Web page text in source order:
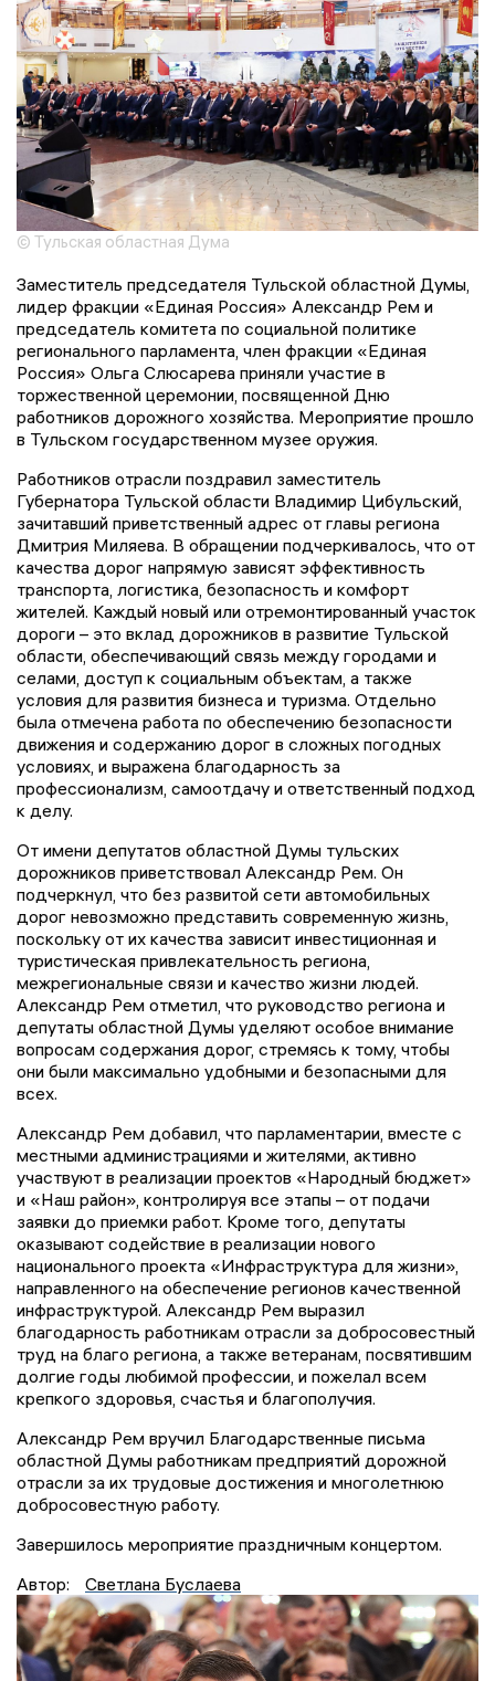
© Тульская областная Дума
Заместитель председателя Тульской областной Думы,
лидер фракции «Единая Россия» Александр Рем и
председатель комитета по социальной политике
регионального парламента, член фракции «Единая
Россия» Ольга Слюсарева приняли участие в
торжественной церемонии, посвященной Дню
работников дорожного хозяйства. Мероприятие прошло
в Тульском государственном музее оружия.
Работников отрасли поздравил заместитель
Губернатора Тульской области Владимир Цибульский,
зачитавший приветственный адрес от главы региона
Дмитрия Миляева. В обращении подчеркивалось, что от
качества дорог напрямую зависят эффективность
транспорта, логистика, безопасность и комфорт
жителей. Каждый новый или отремонтированный участок
дороги – это вклад дорожников в развитие Тульской
области, обеспечивающий связь между городами и
селами, доступ к социальным объектам, а также
условия для развития бизнеса и туризма. Отдельно
была отмечена работа по обеспечению безопасности
движения и содержанию дорог в сложных погодных
условиях, и выражена благодарность за
профессионализм, самоотдачу и ответственный подход
к делу.
От имени депутатов областной Думы тульских
дорожников приветствовал Александр Рем. Он
подчеркнул, что без развитой сети автомобильных
дорог невозможно представить современную жизнь,
поскольку от их качества зависит инвестиционная и
туристическая привлекательность региона,
межрегиональные связи и качество жизни людей.
Александр Рем отметил, что руководство региона и
депутаты областной Думы уделяют особое внимание
вопросам содержания дорог, стремясь к тому, чтобы
они были максимально удобными и безопасными для
всех.
Александр Рем добавил, что парламентарии, вместе с
местными администрациями и жителями, активно
участвуют в реализации проектов «Народный бюджет»
и «Наш район», контролируя все этапы – от подачи
заявки до приемки работ. Кроме того, депутаты
оказывают содействие в реализации нового
национального проекта «Инфраструктура для жизни»,
направленного на обеспечение регионов качественной
инфраструктурой. Александр Рем выразил
благодарность работникам отрасли за добросовестный
труд на благо региона, а также ветеранам, посвятившим
долгие годы любимой профессии, и пожелал всем
крепкого здоровья, счастья и благополучия.
Александр Рем вручил Благодарственные письма
областной Думы работникам предприятий дорожной
отрасли за их трудовые достижения и многолетнюю
добросовестную работу.
Завершилось мероприятие праздничным концертом.
Автор:
Светлана Буслаева